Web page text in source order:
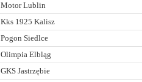
Motor Lublin
Kks 1925 Kalisz
Pogon Siedlce
Olimpia Elbląg
GKS Jastrzębie